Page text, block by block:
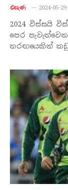
එසැණ 2024-05-29
2024 විස්සයි
පෙර
තරඟයෙකින්